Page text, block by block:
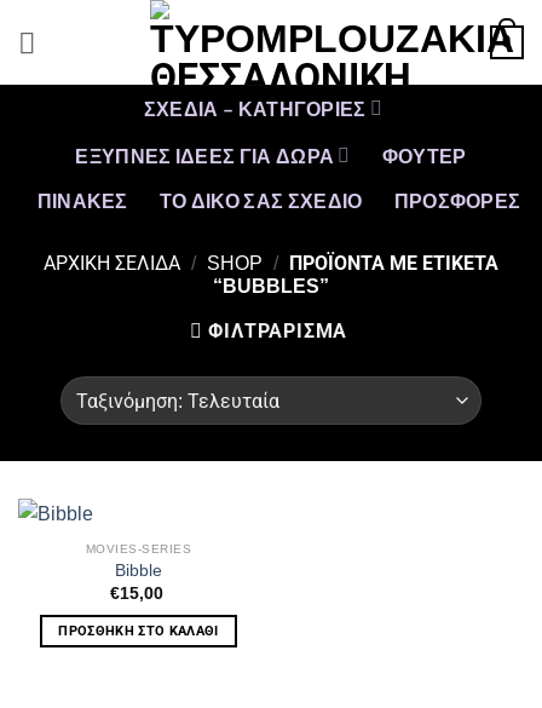
0
ΣΧΕΔΙΑ – ΚΑΤΗΓΟΡΙΕΣ
ΕΞΥΠΝΕΣ ΙΔΕΕΣ ΓΙΑ ΔΩΡΑ
ΦΟΥΤΕΡ
ΠΙΝΑΚΕΣ
ΤΟ ΔΙΚΟ ΣΑΣ ΣΧΕΔΙΟ ΠΡΟΣΦΟΡΈΣ
ΑΡΧΙΚΉ ΣΕΛΊΔΑ / SHOP /
ΠΡΟΪΌΝΤΑ ΜΕ ΕΤΙΚΈΤΑ
“BUBBLES”
ΦΙΛΤΡΆΡΙΣΜΑ
MOVIES-SERIES
Bibble
€15,00
ΠΡΟΣΘΉΚΗ ΣΤΟ ΚΑΛΆΘΙ